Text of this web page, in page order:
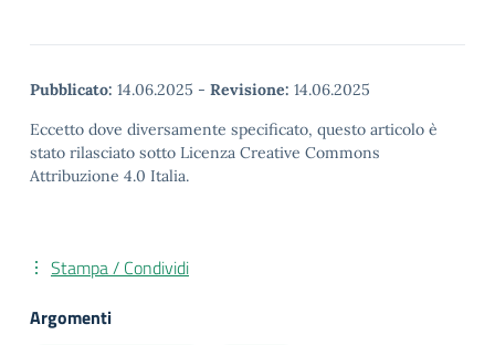
Pubblicato: 14.06.2025 - Revisione: 14.06.2025
Eccetto dove diversamente specificato, questo articolo è
stato rilasciato sotto Licenza Creative Commons
Attribuzione 4.0 Italia.
Stampa / Condividi
Argomenti